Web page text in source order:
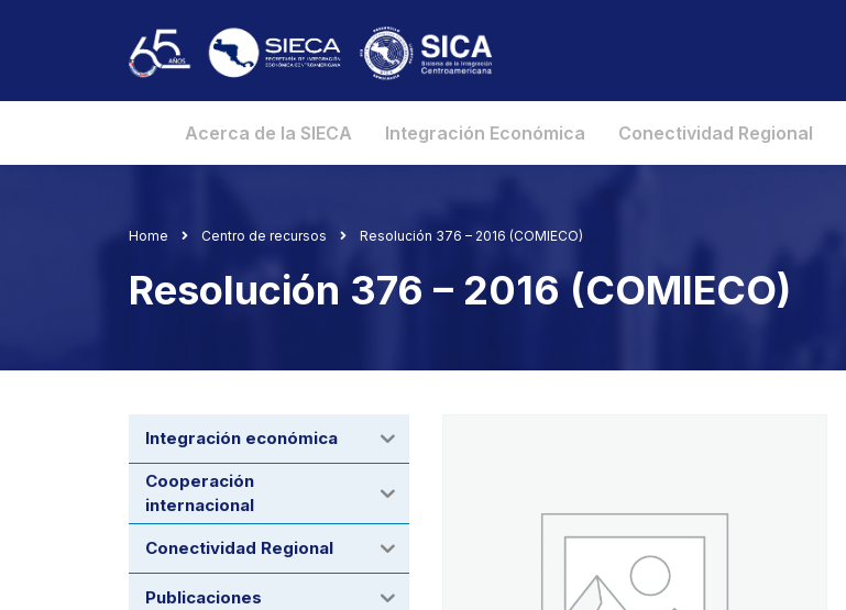
Acerca de la SIECA Integración Económica Conectividad Regional
Home Centro de recursos Resolución 376 – 2016 (COMIECO)
Resolución 376 – 2016 (COMIECO)
Integración económica
Cooperación
internacional
Conectividad Regional
Publicaciones